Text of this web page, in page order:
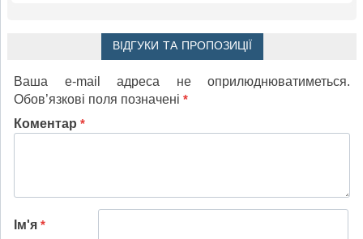
ВІДГУКИ ТА ПРОПОЗИЦІЇ
Ваша e-mail адреса не оприлюднюватиметься.
Обов’язкові поля позначені *
Коментар *
Ім'я *